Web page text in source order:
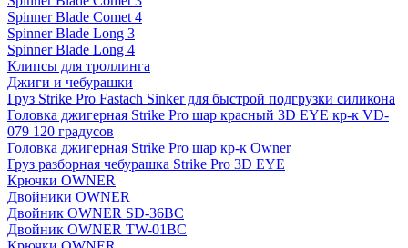
Spinner Blade Comet 4
Spinner Blade Long 3
Spinner Blade Long 4
Клипсы для троллинга
Джиги и чебурашки
Груз Strike Pro Fastach Sinker для быстрой подгрузки силикона
Головка джигерная Strike Pro шар красный 3D EYE кр-к VD-
079 120 градусов
Головка джигерная Strike Pro шар кр-к Owner
Груз разборная чебурашка Strike Pro 3D EYE
Крючки OWNER
Двойники OWNER
Двойник OWNER SD-36BC
Двойник OWNER TW-01BC